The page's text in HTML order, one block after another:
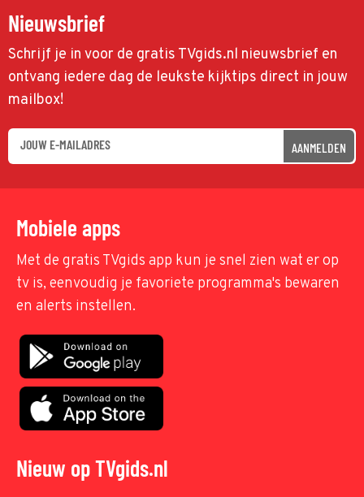
Nieuwsbrief
Schrijf je in voor de gratis TVgids.nl nieuwsbrief en
ontvang iedere dag de leukste kijktips direct in jouw
mailbox!
AANMELDEN
Mobiele apps
Met de gratis TVgids app kun je snel zien wat er op
tv is, eenvoudig je favoriete programma's bewaren
en alerts instellen.
Nieuw op TVgids.nl